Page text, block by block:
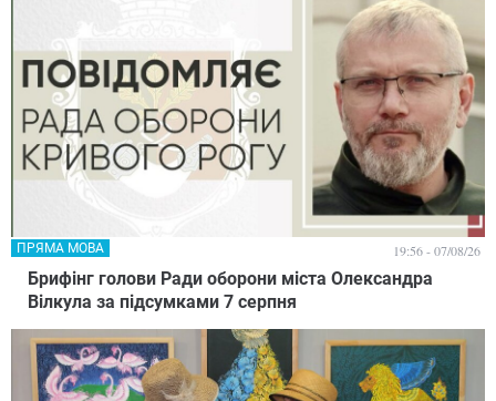
Брифінг голови Ради оборони міста Олександра
Вілкула за підсумками 7 серпня
ПРЯМА МОВА 19:56 - 07/08/26